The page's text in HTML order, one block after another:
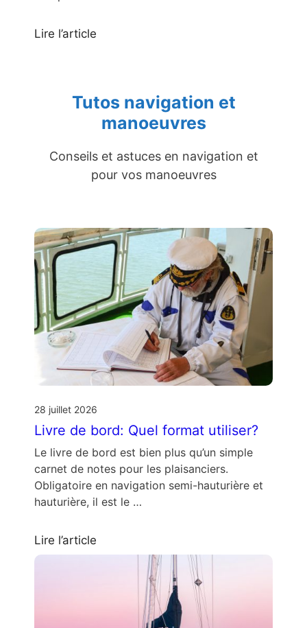
Lire l’article
Tutos navigation et
manoeuvres
Conseils et astuces en navigation et
pour vos manoeuvres
28 juillet 2026
Livre de bord: Quel format utiliser?
Le livre de bord est bien plus qu’un simple
carnet de notes pour les plaisanciers.
Obligatoire en navigation semi-hauturière et
hauturière, il est le …
Lire l’article